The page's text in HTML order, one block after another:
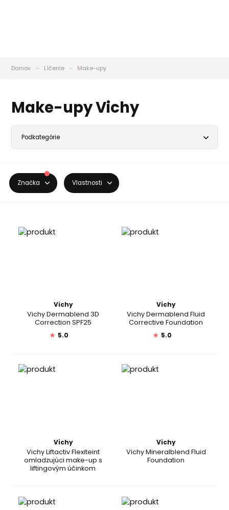
Domov Líčenie Make-upy
Make-upy Vichy
Značka Vlastnosti
Vichy
Vichy Dermablend 3D
Correction SPF25
★ 5.0
Vichy
Vichy Dermablend Fluid
Corrective Foundation
★ 5.0
Vichy
Vichy Liftactiv Flexiteint
omladzujúci make-up s
liftingovým účinkom
Vichy
Vichy Mineralblend Fluid
Foundation